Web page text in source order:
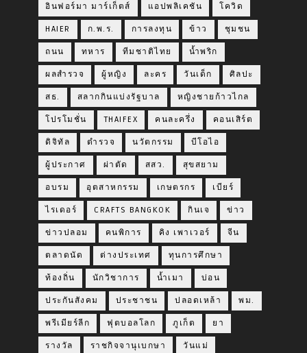
อินฟอร์มา มาร์เก็ตส์ แอปพลิเคชัน โควิด
HAIER ก.พ.ร. การลงทุน ข้าว ชุมชน
ถนน ทหาร ทีมชาติไทย น้ำพริก
ผลสำรวจ ผู้หญิง ละคร วันเด็ก ศิลปะ
สธ. สลากกินแบ่งรัฐบาล หญิงชายก้าวไกล
โปรโมชั่น THAIFEX คนละครึ่ง คอนเสิร์ต
ดิจิทัล ตำรวจ นวัตกรรม บีโอไอ
ผู้ประกาศ ผ่าตัด สสว. สุขสยาม
อบรม อุตสาหกรรม เกษตรกร เบียร์
ไรเดอร์ CRAFTS BANGKOK กินเจ ข่าว
ข่าวปลอม คนพิการ คิง เพาเวอร์ จีน
ตลาดนัด ต่างประเทศ ทุนการศึกษา
ท้องถิ่น นักวิชาการ น้ำเมา บ่อน
ประกันสังคม ประชาชน ปลอดเหล้า พม.
พรีเมียร์ลีก ฟุตบอลโลก ภูเก็ต ยา
รางวัล ราชกิจจานุเบกษา วันแม่